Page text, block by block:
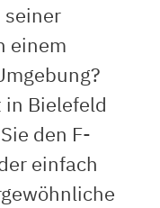
seiner
einem
in Bielefeld
den F-
einfach